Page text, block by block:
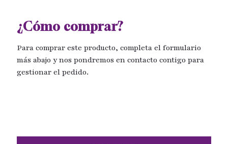
¿Cómo comprar?
Para comprar este producto, completa el formulario
más abajo y nos pondremos en contacto contigo para
gestionar el pedido.